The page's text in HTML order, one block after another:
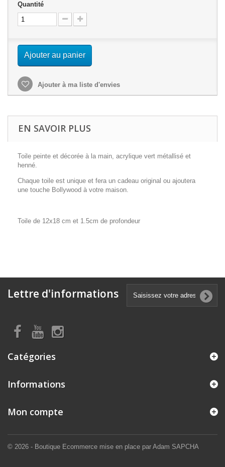
Quantité
Ajouter au panier
Ajouter à ma liste d'envies
EN SAVOIR PLUS
Toile peinte et décorée à la main, acrylique vert métallisé et
henné.
Chaque toile est unique et fera un cadeau original ou ajoutera
une touche Bollywood à votre maison.
Toile de 12x18 cm et 1.5cm de profondeur
Lettre d'informations
Catégories
Informations
© 2026 - Boutique Ecommerce mise en place par Adam SAPCHA
Mon compte